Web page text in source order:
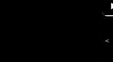
<